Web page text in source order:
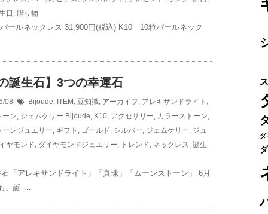
日 , 贈り物
ールネックレス 31,900円(税込) K10 10粒パールネック
誕生石】3つの幸運石
08 Bijoude, ITEM , 豆知識, アーカイブ, アレキサンドライト ,
ーン, ジェムケリー Bijoude, K10, アクセサリー, カラーストーン,
ーンジュエリー, ギフト , ゴールド, シルバー, ジェムケリー, ジュ
ヤモンド, ダイヤモンドジュエリー, トレンド, ネックレス, 誕生
「アレキサンドライト」「真珠」「ムーンストーン」 6月
、誕 …
ダ